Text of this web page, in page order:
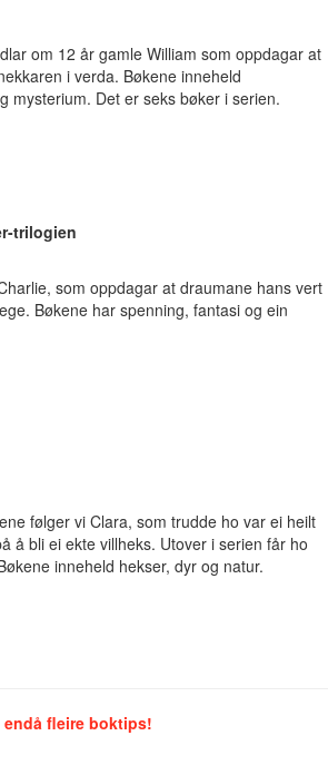
om 12 år gamle William som oppdagar at
i verda. Bøkene inneheld
mysterium. Det er seks bøker i serien.
trilogien
som oppdagar at draumane hans vert
Bøkene har spenning, fantasi og ein
følger vi Clara, som trudde ho var ei heilt
å bli ei ekte villheks. Utover i serien får ho
inneheld hekser, dyr og natur.
endå fleire boktips!